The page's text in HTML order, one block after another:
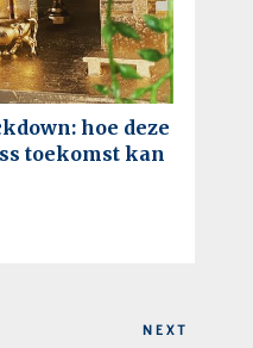
hoe deze
toekomst kan
NEXT